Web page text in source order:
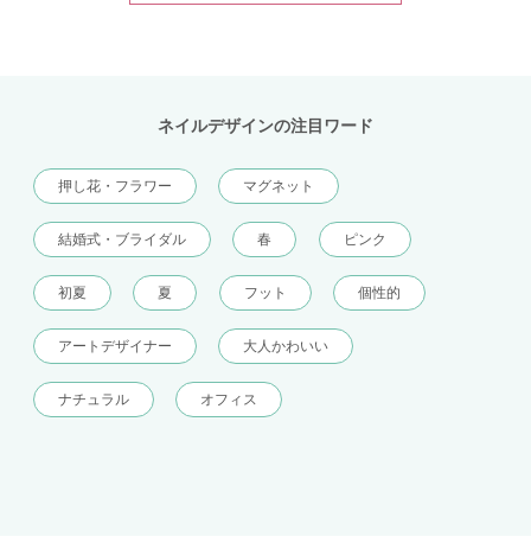
ネイルデザインの注目ワード
押し花・フラワー マグネット
結婚式・ブライダル 春 ピンク
初夏 夏 フット 個性的
アートデザイナー 大人かわいい
ナチュラル オフィス